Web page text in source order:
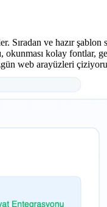
ve hazır
kolay fontlar,
web arayüzleri